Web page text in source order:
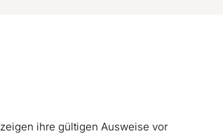
zeigen ihre gültigen Ausweise vor